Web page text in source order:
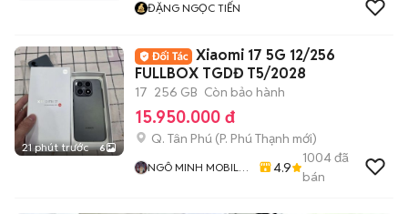
ĐẶNG NGỌC TIẾN
21 phút trước 6
Xiaomi 17 5G 12/256
FULLBOX TGDĐ T5/2028
17 256 GB Còn bảo hành
15.950.000 đ
Q. Tân Phú (P. Phú Thạnh mới)
NGÔ MINH MOBILE
4.9
1004đã
bán